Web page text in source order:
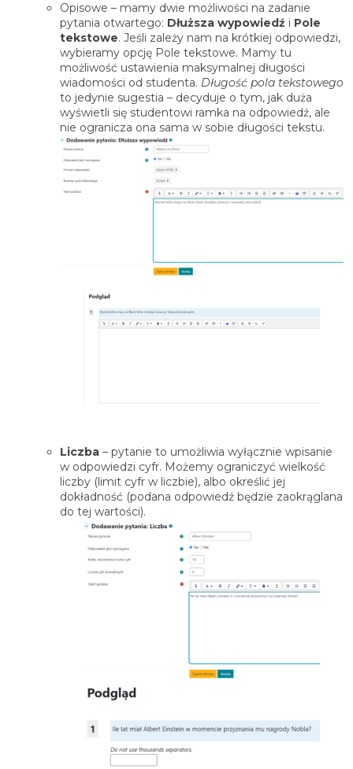
Opisowe – mamy dwie możliwości na zadanie
pytania otwartego: Dłuższa wypowiedź i Pole
tekstowe. Jeśli zależy nam na krótkiej odpowiedzi,
wybieramy opcję Pole tekstowe. Mamy tu
możliwość ustawienia maksymalnej długości
wiadomości od studenta. Długość pola tekstowego
to jedynie sugestia – decyduje o tym, jak duża
wyświetli się studentowi ramka na odpowiedź, ale
nie ogranicza ona sama w sobie długości tekstu.
Liczba – pytanie to umożliwia wyłącznie wpisanie
w odpowiedzi cyfr. Możemy ograniczyć wielkość
liczby (limit cyfr w liczbie), albo określić jej
dokładność (podana odpowiedź będzie zaokrąglana
do tej wartości).